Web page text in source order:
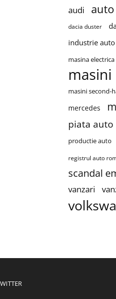
audi auto
dacia duster
industrie auto
masina electrica
masini
masini second-
mercedes
piata auto
productie auto
registrul auto
scandal
vanzari